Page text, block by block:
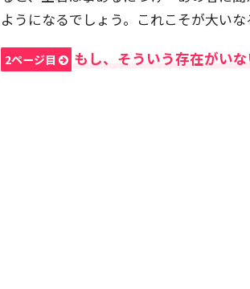
ようになるでしょう。これこそが大いな
2ページ目 もし、そういう存在がい